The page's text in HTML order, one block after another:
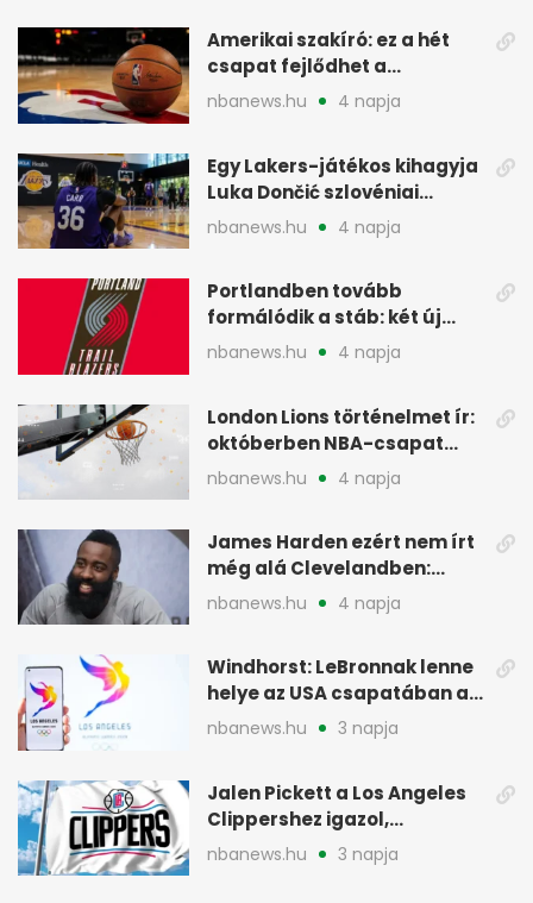
Amerikai szakíró: ez a hét
csapat fejlődhet a
legtöbbet az NBA-ben
nbanews.hu 4 napja
Egy Lakers-játékos kihagyja
Luka Dončić szlovéniai
minicampjét
nbanews.hu 4 napja
Portlandben tovább
formálódik a stáb: két új
szakember a Blazersnél
nbanews.hu 4 napja
London Lions történelmet ír:
októberben NBA-csapat
ellen lép pályára
nbanews.hu 4 napja
James Harden ezért nem írt
még alá Clevelandben:
pénzügyi okok
nbanews.hu 4 napja
Windhorst: LeBronnak lenne
helye az USA csapatában a
2028-as olimpián
nbanews.hu 3 napja
Jalen Pickett a Los Angeles
Clippershez igazol,
kétirányú szerződéssel
nbanews.hu 3 napja